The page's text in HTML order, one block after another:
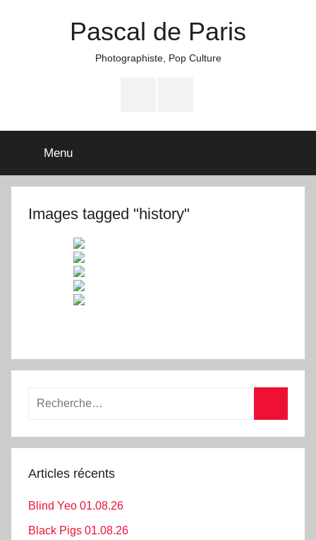
Pascal de Paris
Photographiste, Pop Culture
Menu
Images tagged "history"
Recherche
:
Articles récents
Blind Yeo 01.08.26
Black Pigs 01.08.26